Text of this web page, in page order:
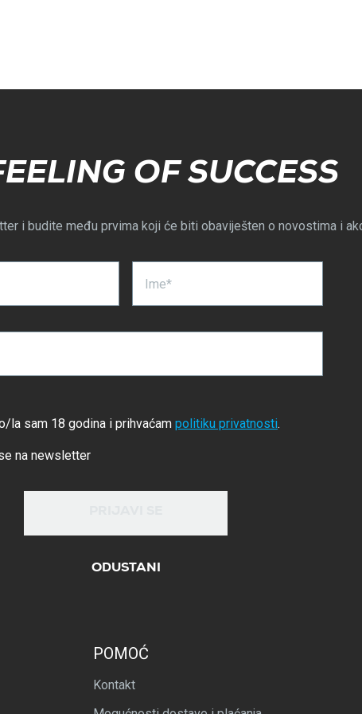
OF SUCCESS
i budite među prvima koji će biti obaviješten o novostima i
Ime*
la sam 18 godina i prihvaćam politiku privatnosti.
na newsletter
ODUSTANI
POMOĆ
Kontakt